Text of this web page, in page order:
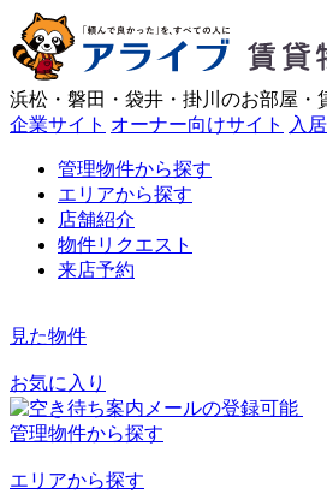
浜松・磐田・袋井・掛川のお部屋・
企業サイト オーナー向けサイト 入
管理物件から探す
エリアから探す
店舗紹介
物件リクエスト
来店予約
見た物件
お気に入り
管理物件から探す
エリアから探す